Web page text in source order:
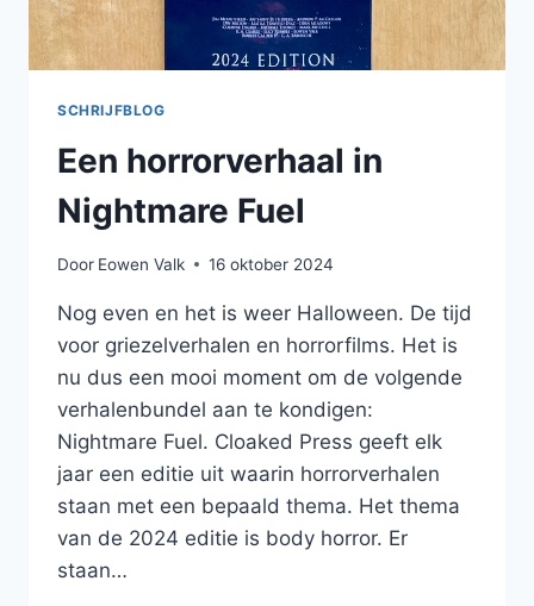
SCHRIJFBLOG
Een horrorverhaal in
Nightmare Fuel
Door Eowen Valk 16 oktober 2024
Nog even en het is weer Halloween. De tijd
voor griezelverhalen en horrorfilms. Het is
nu dus een mooi moment om de volgende
verhalenbundel aan te kondigen:
Nightmare Fuel. Cloaked Press geeft elk
jaar een editie uit waarin horrorverhalen
staan met een bepaald thema. Het thema
van de 2024 editie is body horror. Er
staan…